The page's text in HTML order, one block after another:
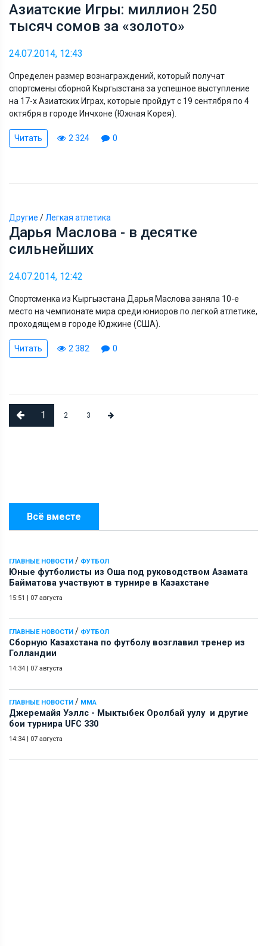
Всё вместе
ГЛАВНЫЕ НОВОСТИ / ФУТБОЛ
Юные футболисты из Оша под руководством Азамата
Байматова участвуют в турнире в Казахстане
15:51 | 07 августа
ГЛАВНЫЕ НОВОСТИ / ФУТБОЛ
Сборную Казахстана по футболу возглавил тренер из
Голландии
14:34 | 07 августа
ГЛАВНЫЕ НОВОСТИ / ММА
Джеремайя Уэллс - Мыктыбек Оролбай уулу и другие
бои турнира UFC 330
14:34 | 07 августа
Азиатские Игры: миллион 250
тысяч сомов за «золото»
24.07.2014, 12:43
Определен размер вознаграждений, который получат
спортсмены сборной Кыргызстана за успешное выступление
на 17-х Азиатских Играх, которые пройдут с 19 сентября по 4
октября в городе Инчхоне (Южная Корея).
Читать 2 324 0
Другие / Легкая атлетика
Дарья Маслова - в десятке
сильнейших
24.07.2014, 12:42
Спортсменка из Кыргызстана Дарья Маслова заняла 10-е
место на чемпионате мира среди юниоров по легкой атлетике,
проходящем в городе Юджине (США).
Читать 2 382 0
1 2 3